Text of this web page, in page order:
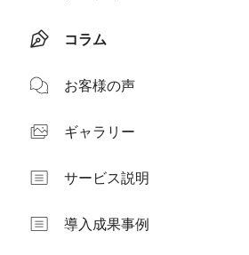
コラム
お客様の声
ギャラリー
サービス説明
導入成果事例